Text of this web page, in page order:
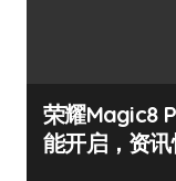
荣耀Magic8
能开启，资讯